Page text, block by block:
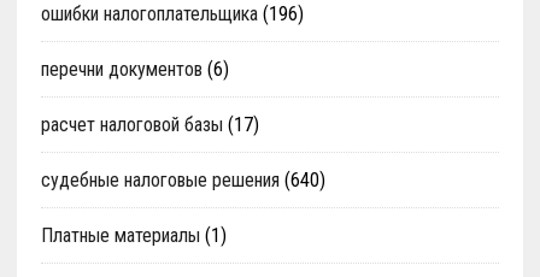
ошибки налогоплательщика(196)
перечни документов (6)
расчет налоговой базы (17)
судебные налоговые решения (640)
Платные материалы (1)